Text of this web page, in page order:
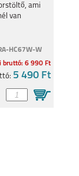
ami
van
HC67W-W
bruttó: 6 990 Ft
5 490 Ft